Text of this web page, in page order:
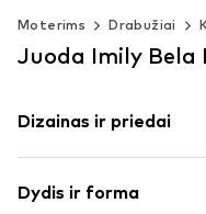
Moterims Drabužiai
Juoda Imily Bela
Dizainas ir priedai
medvilnė
Dydis ir forma